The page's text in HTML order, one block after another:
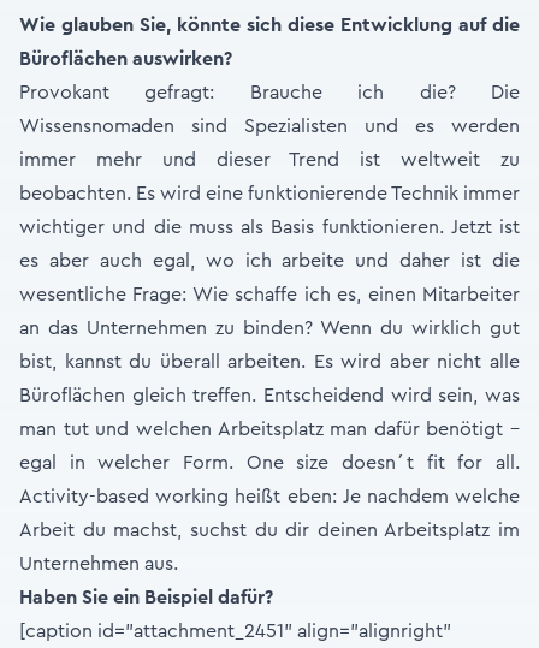
Wie glauben Sie, könnte sich diese Entwicklung auf die
Büroflächen auswirken?
Provokant gefragt: Brauche ich die? Die
Wissensnomaden sind Spezialisten und es werden
immer mehr und dieser Trend ist weltweit zu
beobachten. Es wird eine funktionierende Technik immer
wichtiger und die muss als Basis funktionieren. Jetzt ist
es aber auch egal, wo ich arbeite und daher ist die
wesentliche Frage: Wie schaffe ich es, einen Mitarbeiter
an das Unternehmen zu binden? Wenn du wirklich gut
bist, kannst du überall arbeiten. Es wird aber nicht alle
Büroflächen gleich treffen. Entscheidend wird sein, was
man tut und welchen Arbeitsplatz man dafür benötigt –
egal in welcher Form. One size doesn´t fit for all.
Activity-based working heißt eben: Je nachdem welche
Arbeit du machst, suchst du dir deinen Arbeitsplatz im
Unternehmen aus.
Haben Sie ein Beispiel dafür?
[caption id="attachment_2451" align="alignright"